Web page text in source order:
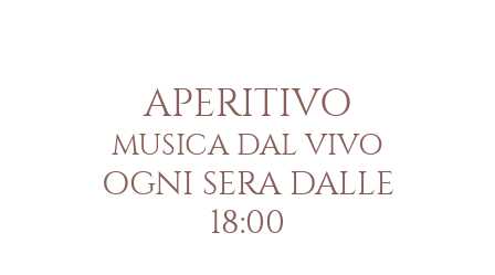
APERITIVO
MUSICA DAL VIVO
OGNI SERA DALLE
18:00